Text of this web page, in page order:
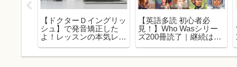
【ドクターＤイングリッ
シュ】で発音矯正した
よ！レッスンの本気レビ
【英語多読 初心者必
見！】Who Wasシリー
ズ200冊読了｜継続は力